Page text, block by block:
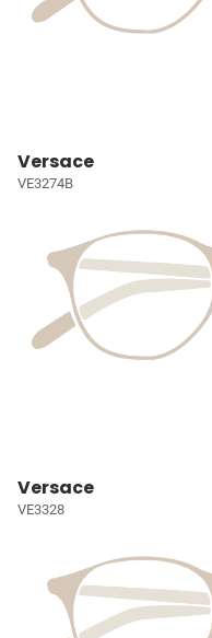
Versace
VE3274B
Versace
VE3328